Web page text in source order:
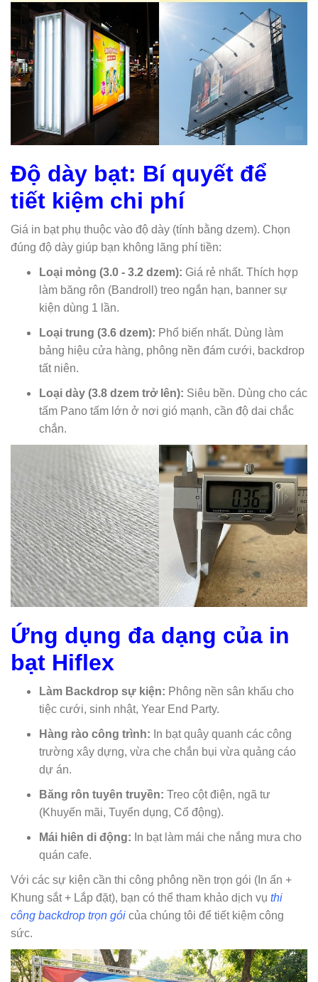
Độ dày bạt: Bí quyết để
tiết kiệm chi phí
Giá in bạt phụ thuộc vào độ dày (tính bằng dzem). Chọn
đúng độ dày giúp bạn không lãng phí tiền:
Loại mỏng (3.0 - 3.2 dzem): Giá rẻ nhất. Thích hợp
làm băng rôn (Bandroll) treo ngắn hạn, banner sự
kiện dùng 1 lần.
Loại trung (3.6 dzem): Phổ biến nhất. Dùng làm
bảng hiệu cửa hàng, phông nền đám cưới, backdrop
tất niên.
Loại dày (3.8 dzem trở lên): Siêu bền. Dùng cho các
tấm Pano tấm lớn ở nơi gió mạnh, cần độ dai chắc
chắn.
Ứng dụng đa dạng của in
bạt Hiflex
Làm Backdrop sự kiện: Phông nền sân khấu cho
tiệc cưới, sinh nhật, Year End Party.
Hàng rào công trình: In bạt quây quanh các công
trường xây dựng, vừa che chắn bụi vừa quảng cáo
dự án.
Băng rôn tuyên truyền: Treo cột điện, ngã tư
(Khuyến mãi, Tuyển dụng, Cổ động).
Mái hiên di động: In bạt làm mái che nắng mưa cho
quán cafe.
Với các sự kiện cần thi công phông nền trọn gói (In ấn +
Khung sắt + Lắp đặt), bạn có thể tham khảo dịch vụ thi
công backdrop trọn gói của chúng tôi để tiết kiệm công
sức.